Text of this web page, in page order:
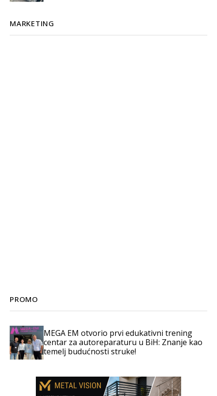
MARKETING
PROMO
MEGA EM otvorio prvi edukativni trening
centar za autoreparaturu u BiH: Znanje kao
temelj budućnosti struke!